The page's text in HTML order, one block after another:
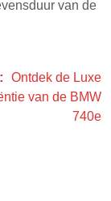
van de
Ontdek de Luxe
van de BMW
740e